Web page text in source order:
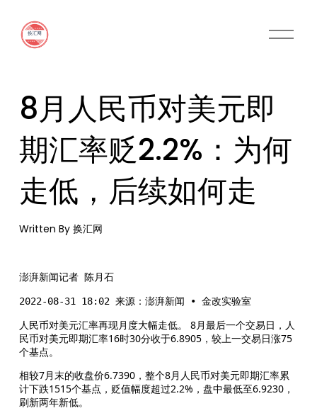
O
8月人民币对美元即
期汇率贬2.2%：为何
走低，后续如何走
Written By 换汇网
澎湃新闻记者 陈月石
2022-08-31 18:02 来源：澎湃新闻 ∙ 金改实验室
人民币对美元汇率再现月度大幅走低。 8月最后一个交易日，人
民币对美元即期汇率16时30分收于6.8905，较上一交易日涨75
个基点。
相较7月末的收盘价6.7390，整个8月人民币对美元即期汇率累
计下跌1515个基点，贬值幅度超过2.2%，盘中最低至6.9230，
刷新两年新低。